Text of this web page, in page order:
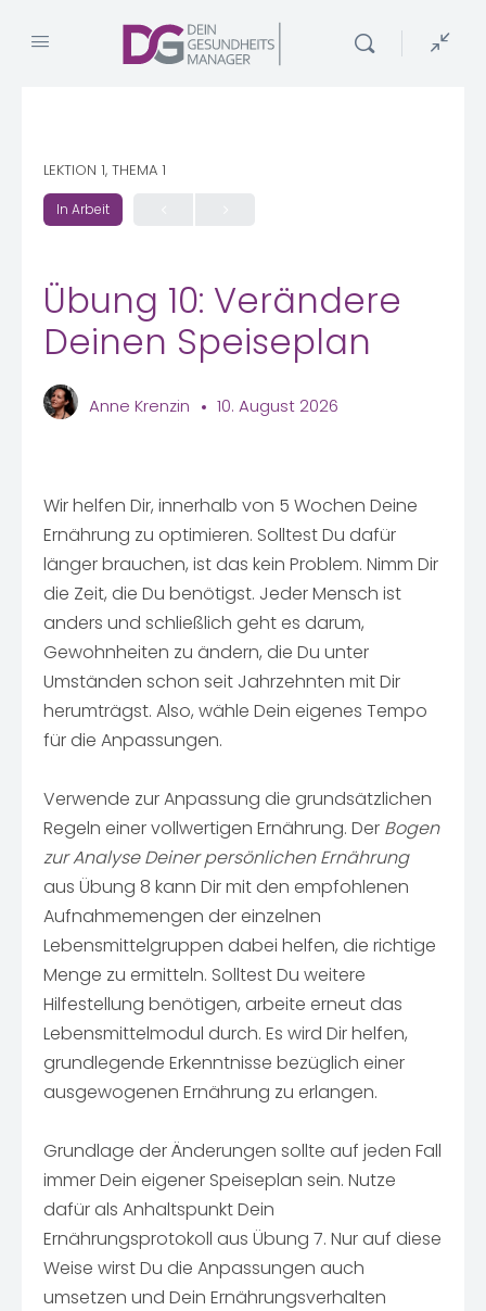
LEKTION 1, THEMA 1
In Arbeit
Übung 10: Verändere
Deinen Speiseplan
Anne Krenzin 10. August 2026
Wir helfen Dir, innerhalb von 5 Wochen Deine
Ernährung zu optimieren. Solltest Du dafür
länger brauchen, ist das kein Problem. Nimm Dir
die Zeit, die Du benötigst. Jeder Mensch ist
anders und schließlich geht es darum,
Gewohnheiten zu ändern, die Du unter
Umständen schon seit Jahrzehnten mit Dir
herumträgst. Also, wähle Dein eigenes Tempo
für die Anpassungen.
Verwende zur Anpassung die grundsätzlichen
Regeln einer vollwertigen Ernährung. Der Bogen
zur Analyse Deiner persönlichen Ernährung
aus Übung 8 kann Dir mit den empfohlenen
Aufnahmemengen der einzelnen
Lebensmittelgruppen dabei helfen, die richtige
Menge zu ermitteln. Solltest Du weitere
Hilfestellung benötigen, arbeite erneut das
Lebensmittelmodul durch. Es wird Dir helfen,
grundlegende Erkenntnisse bezüglich einer
ausgewogenen Ernährung zu erlangen.
Grundlage der Änderungen sollte auf jeden Fall
immer Dein eigener Speiseplan sein. Nutze
dafür als Anhaltspunkt Dein
Ernährungsprotokoll aus Übung 7. Nur auf diese
Weise wirst Du die Anpassungen auch
umsetzen und Dein Ernährungsverhalten